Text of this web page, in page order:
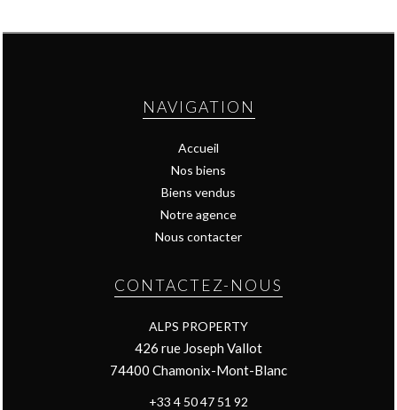
NAVIGATION
Accueil
Nos biens
Biens vendus
Notre agence
Nous contacter
CONTACTEZ-NOUS
ALPS PROPERTY
426 rue Joseph Vallot
74400 Chamonix-Mont-Blanc
+33 4 50 47 51 92